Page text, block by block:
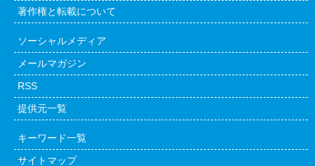
著作権と転載について
ソーシャルメディア
メールマガジン
RSS
提供元一覧
キーワード一覧
サイトマップ